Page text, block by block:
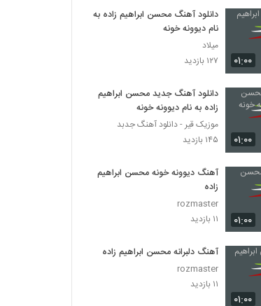
۵۵۴ بازدید
دانلود آهنگ محمد اصفهانی هوامو نداشتی
(Mohammad Esfahani Havamo
دانلود آهنگ هزار خاطره از فرهاد جواهر کلام به
همراه متن ترانه
۷۰۶ بازدید
دانلود آهنگ مجتبی شاه علی آغوشتو وا کن
(Mojtaba Shah Ali Aghoosheto Va
Kon)
۱,۱۳۲ بازدید
موزیک زیبای اصلا حواست هست از سان بند
Mohammad Lotfi Narefigh
۴,۲۴۴ بازدید
۰۱:۰۰
دانلود آهنگ محسن ابراهیم زاده به
نام دیوونه خونه
میلاد
۱۲۷ بازدید
۰۱:۰۰
دانلود آهنگ جدید محسن ابراهیم
زاده به نام دیوونه خونه
موزیک قیر - دانلود آهنگ جدبد
۱۴۵ بازدید
۰۱:۰۰
آهنگ دیوونه خونه محسن ابراهیم
زاده
rozmaster
۱۱ بازدید
۰۱:۰۰
آهنگ دلبرانه محسن ابراهیم زاده
rozmaster
۱۱ بازدید